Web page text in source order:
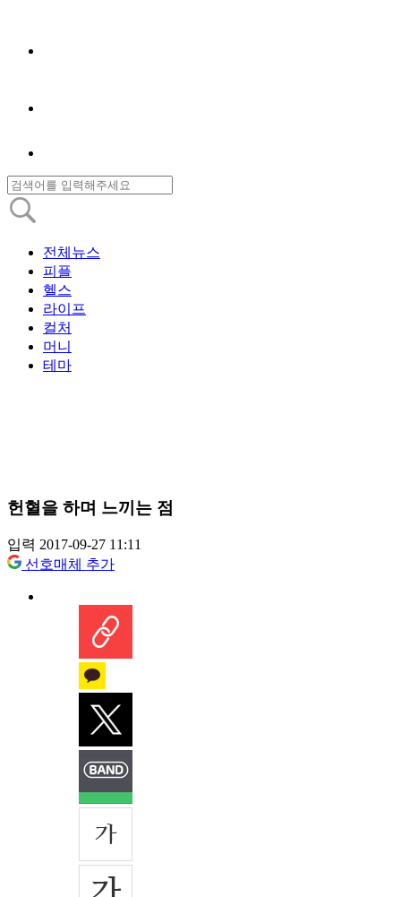
전체뉴스
피플
헬스
라이프
컬처
머니
테마
헌혈을 하며 느끼는 점
입력 2017-09-27 11:11
선호매체 추가